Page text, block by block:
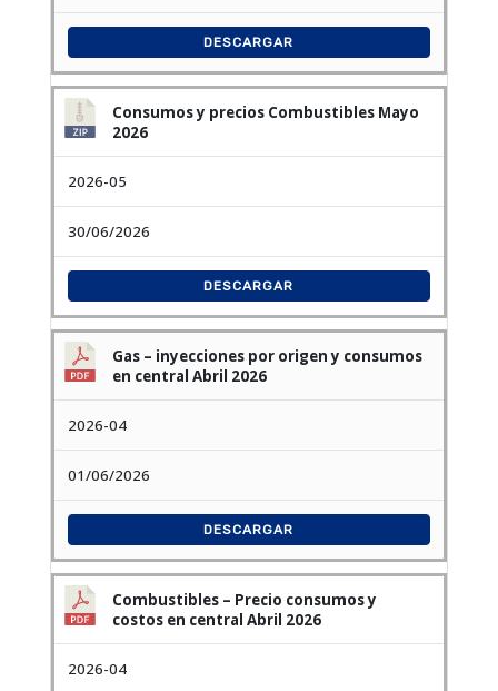
DESCARGAR
Consumos y precios Combustibles Mayo
2026
2026-05
30/06/2026
DESCARGAR
Gas – inyecciones por origen y consumos
en central Abril 2026
2026-04
01/06/2026
DESCARGAR
Combustibles – Precio consumos y
costos en central Abril 2026
2026-04